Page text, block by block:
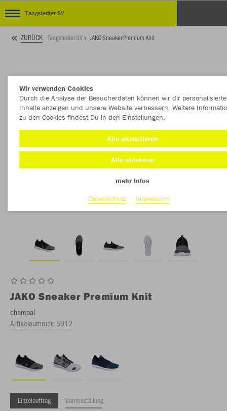
Tangstedter SV
ZURÜCK Tangstedter SV JAKO Sneaker Premium Knit
JAKO Sneaker Premium Knit
charcoal
Artikelnummer: 5912
Einzelauftrag Teambestellung
Wir verwenden Cookies
Durch die Analyse der Besucherdaten können wir dir personalisierte
Inhalte anzeigen und unsere Website verbessern. Weitere
zu den Cookies findest Du in den Einstellungen.
Alle akzeptieren
Alle ablehnen
mehr Infos
Datenschutz
Impressum